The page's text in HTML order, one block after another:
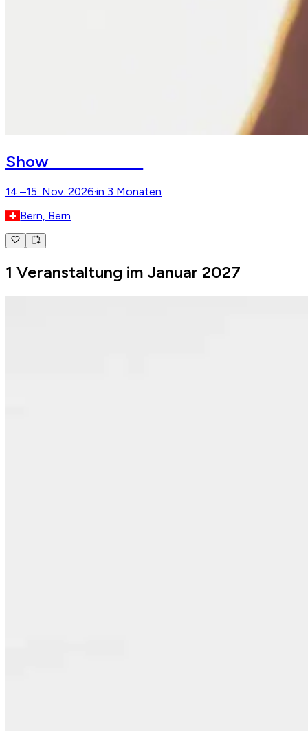
Show
14.–15. Nov. 2026·in 3 Monaten
Bern, Bern
1 Veranstaltung im Januar 2027